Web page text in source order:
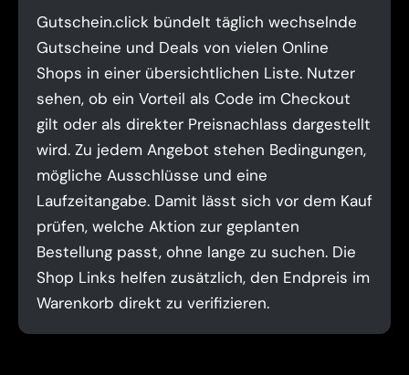
Gutschein.click bündelt täglich wechselnde
Gutscheine und Deals von vielen Online
Shops in einer übersichtlichen Liste. Nutzer
sehen, ob ein Vorteil als Code im Checkout
gilt oder als direkter Preisnachlass dargestellt
wird. Zu jedem Angebot stehen Bedingungen,
mögliche Ausschlüsse und eine
Laufzeitangabe. Damit lässt sich vor dem Kauf
prüfen, welche Aktion zur geplanten
Bestellung passt, ohne lange zu suchen. Die
Shop Links helfen zusätzlich, den Endpreis im
Warenkorb direkt zu verifizieren.